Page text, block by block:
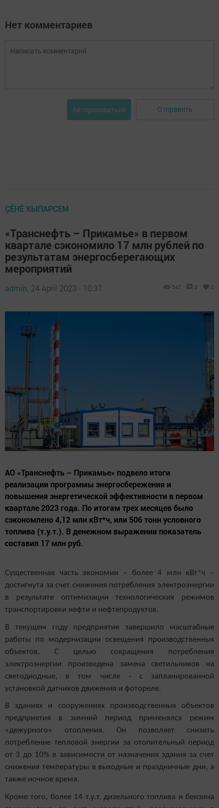
Нет комментариев
Авторизоваться Отправить
ÇӖНӖ ХЫПАРСЕМ
«Транснефть – Прикамье» в первом
квартале сэкономило 17 млн рублей по
результатам энергосберегающих
мероприятий
admin, 24 April 2023 - 10:37 547 0 0
АО «Транснефть – Прикамье» подвело итоги
реализации программы энергосбережения и
повышения энергетической эффективности в первом
квартале 2023 года. По итогам трех месяцев было
сэкономлено 4,12 млн кВт*ч, или 506 тонн условного
топлива (т.у.т.). В денежном выражении показатель
составил 17 млн руб.
Существенная часть экономии – более 4 млн кВт*ч –
достигнута за счет снижения потребления электроэнергии
в результате оптимизации технологических режимов
транспортировки нефти и нефтепродуктов.
В текущем году предприятие завершило масштабные
работы по модернизации освещения производственных
объектов. С целью сокращения потребления
электроэнергии произведена замена светильников на
светодиодные, в том числе - с запланированной
установкой датчиков движения и фотореле.
В зданиях и сооружениях производственных объектов
предприятия в зимний период применялся режим
«дежурного» отопления. Он позволяет снизить
потребление тепловой энергии за отопительный период
от 3 до 10% в зависимости от назначения здания за счет
снижения температуры в выходные и праздничные дни, а
также ночное время.
Кроме того, более 14 т.у.т. дизельного топлива и бензина